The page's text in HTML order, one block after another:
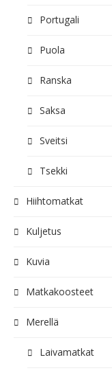
Portugali
Puola
Ranska
Saksa
Sveitsi
Tsekki
Hiihtomatkat
Kuljetus
Kuvia
Matkakoosteet
Merellä
Laivamatkat